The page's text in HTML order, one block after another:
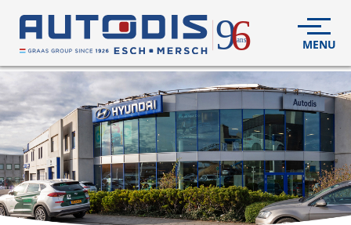
VÉHICULESNEUFS
VÉHICULES D'OCCASION
DÉCOUVREZNOUS